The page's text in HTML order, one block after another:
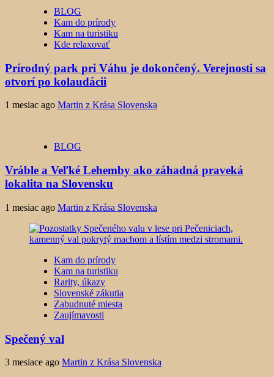
BLOG
Kam do prírody
Kam na turistiku
Kde relaxovať
Prírodný park pri Váhu je dokončený. Verejnosti sa
otvorí po kolaudácii
1 mesiac ago Martin z Krása Slovenska
BLOG
Vráble a Veľké Lehemby ako záhadná praveká
lokalita na Slovensku
1 mesiac ago Martin z Krása Slovenska
Kam do prírody
Kam na turistiku
Rarity, úkazy
Slovenské zákutia
Zabudnuté miesta
Zaujímavosti
Spečený val
3 mesiace ago Martin z Krása Slovenska